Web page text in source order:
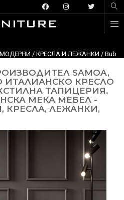
МОДЕРНИ / КРЕСЛА И ЛЕЖАНКИ /
SAMOA,
КРЕСЛО
ТАПИЦЕРИЯ.
МЕКА МЕБЕЛ -
ЛЕЖАНКИ,